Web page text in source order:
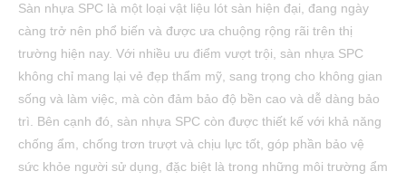
Sàn nhựa SPC là một loại vật liệu lót sàn hiện đại, đang ngày
càng trở nên phổ biến và được ưa chuộng rộng rãi trên thị
trường hiện nay. Với nhiều ưu điểm vượt trội, sàn nhựa SPC
không chỉ mang lại vẻ đẹp thẩm mỹ, sang trọng cho không gian
sống và làm việc, mà còn đảm bảo độ bền cao và dễ dàng bảo
trì. Bên cạnh đó, sàn nhựa SPC còn được thiết kế với khả năng
chống ẩm, chống trơn trượt và chịu lực tốt, góp phần bảo vệ
sức khỏe người sử dụng, đặc biệt là trong những môi trường ẩm